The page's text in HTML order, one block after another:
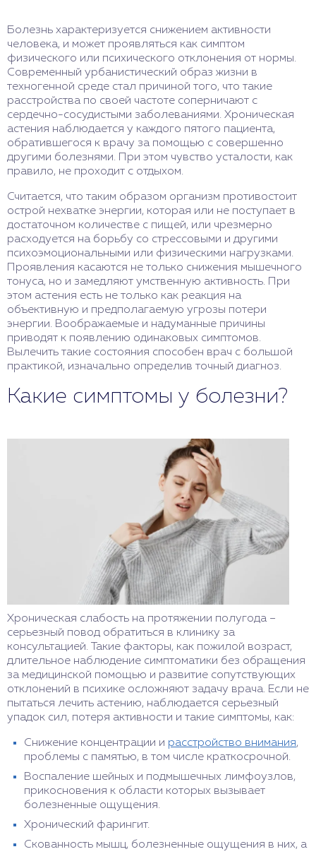
Болезнь характеризуется снижением активности
человека, и может проявляться как симптом
физического или психического отклонения от нормы.
Современный урбанистический образ жизни в
техногенной среде стал причиной того, что такие
расстройства по своей частоте соперничают с
сердечно-сосудистыми заболеваниями. Хроническая
астения наблюдается у каждого пятого пациента,
обратившегося к врачу за помощью с совершенно
другими болезнями. При этом чувство усталости, как
правило, не проходит с отдыхом.
Считается, что таким образом организм противостоит
острой нехватке энергии, которая или не поступает в
достаточном количестве с пищей, или чрезмерно
расходуется на борьбу со стрессовыми и другими
психоэмоциональными или физическими нагрузками.
Проявления касаются не только снижения мышечного
тонуса, но и замедляют умственную активность. При
этом астения есть не только как реакция на
объективную и предполагаемую угрозы потери
энергии. Воображаемые и надуманные причины
приводят к появлению одинаковых симптомов.
Вылечить такие состояния способен врач с большой
практикой, изначально определив точный диагноз.
Какие симптомы у болезни?
Хроническая слабость на протяжении полугода –
серьезный повод обратиться в клинику за
консультацией. Такие факторы, как пожилой возраст,
длительное наблюдение симптоматики без обращения
за медицинской помощью и развитие сопутствующих
отклонений в психике осложняют задачу врача. Если не
пытаться лечить астению, наблюдается серьезный
упадок сил, потеря активности и такие симптомы, как:
Снижение концентрации и расстройство внимания,
проблемы с памятью, в том числе краткосрочной.
Воспаление шейных и подмышечных лимфоузлов,
прикосновения к области которых вызывает
болезненные ощущения.
Хронический фарингит.
Скованность мышц, болезненные ощущения в них, а